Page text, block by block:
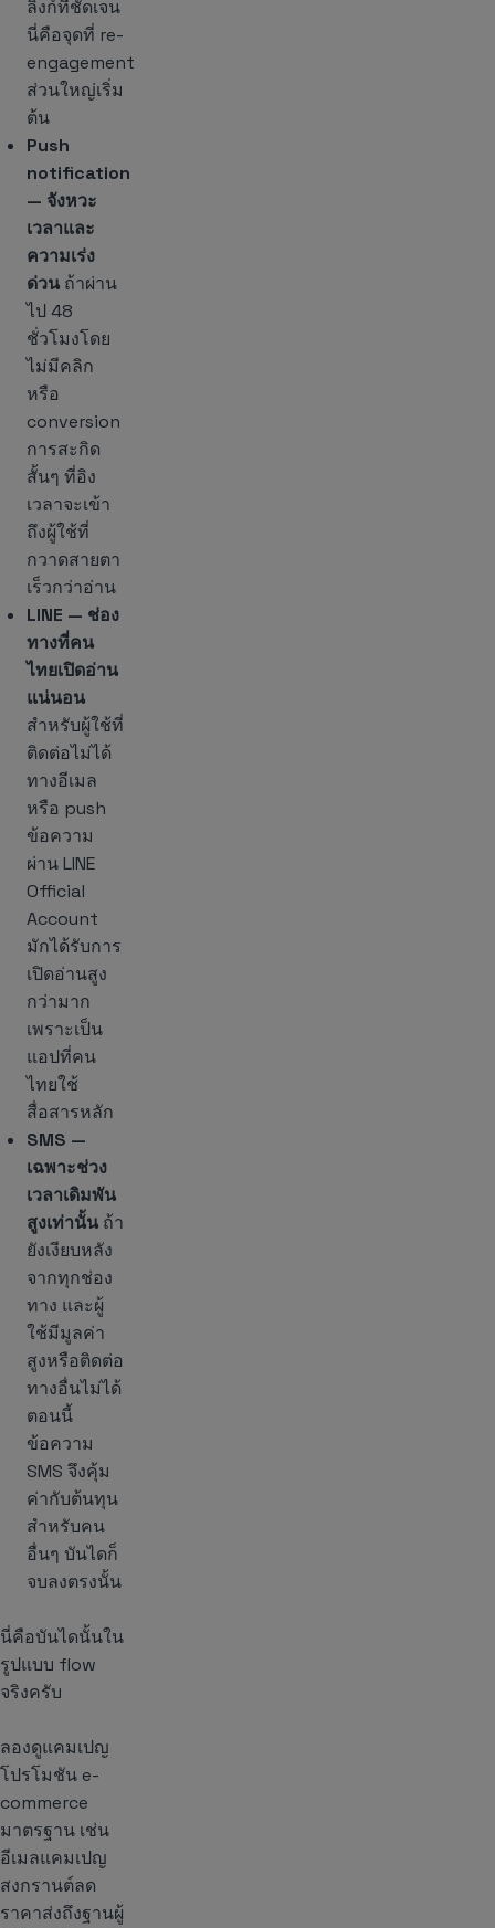
ลิงก์ที่ชัดเจน
นี่คือจุดที่ re-
engagement
ส่วนใหญ่เริ่ม
ต้น
Push
notification
— จังหวะ
เวลาและ
ความเร่ง
ด่วน ถ้าผ่าน
ไป 48
ชั่วโมงโดย
ไม่มีคลิก
หรือ
conversion
การสะกิด
สั้นๆ ที่อิง
เวลาจะเข้า
ถึงผู้ใช้ที่
กวาดสายตา
เร็วกว่าอ่าน
LINE — ช่อง
ทางที่คน
ไทยเปิดอ่าน
แน่นอน
สำหรับผู้ใช้ที่
ติดต่อไม่ได้
ทางอีเมล
หรือ push
ข้อความ
ผ่าน LINE
Official
Account
มักได้รับการ
เปิดอ่านสูง
กว่ามาก
เพราะเป็น
แอปที่คน
ไทยใช้
สื่อสารหลัก
SMS —
เฉพาะช่วง
เวลาเดิมพัน
สูงเท่านั้น ถ้า
ยังเงียบหลัง
จากทุกช่อง
ทาง และผู้
ใช้มีมูลค่า
สูงหรือติดต่อ
ทางอื่นไม่ได้
ตอนนี้
ข้อความ
SMS จึงคุ้ม
ค่ากับต้นทุน
สำหรับคน
อื่นๆ บันไดก็
จบลงตรงนั้น
นี่คือบันไดนั้นใน
รูปแบบ flow
จริงครับ
ลองดูแคมเปญ
โปรโมชัน e-
commerce
มาตรฐาน เช่น
อีเมลแคมเปญ
สงกรานต์ลด
ราคาส่งถึงฐานผู้